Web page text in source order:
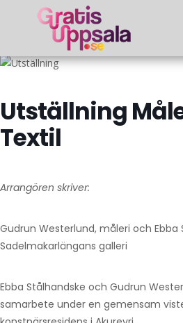
Utställning
Textil
Arrangören skriver:
Gudrun Westerlund, måleri och Ebba
Sadelmakarlängans galleri
Ebba Stålhandske och Gudrun
samarbete under en gemensam